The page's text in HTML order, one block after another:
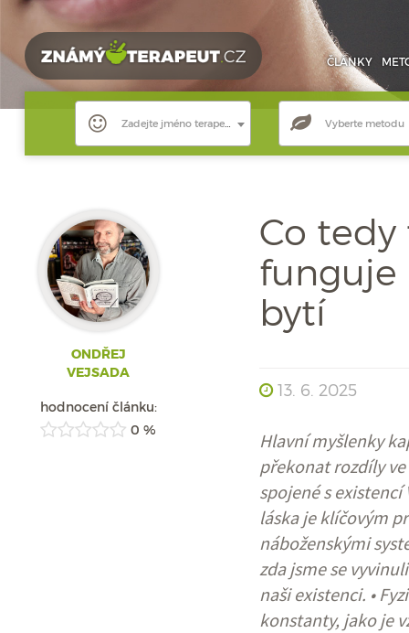
ČLÁNKY
Vyberte metodu
ONDŘEJ
VEJSADA
hodnocení článku:
0 %
Co tedy
funguje
bytí
13. 6. 2025
Hlavní myšlenky
překonat rozdíly
spojené s existencí
láska je klíčovým
náboženskými
zda jsme se
naši existenci. •
konstanty, jako je